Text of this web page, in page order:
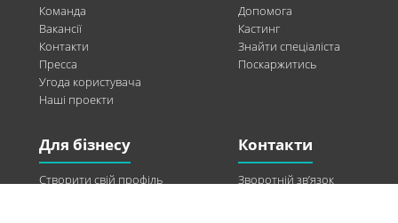
Команда
Вакансії
Контакти
Пресса
Угода користувача
Наші проекти
Допомога
Кастинг
Знайти спеціаліста
Поскаржитись
Для бізнесу
Створити свій профіль
Контакти
Зворотній зв’язок